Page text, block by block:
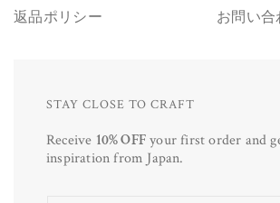
返品ポリシー
お問い合
STAY CLOSE TO CRAFT
Receive 10% OFFyour first order and
inspiration from Japan.